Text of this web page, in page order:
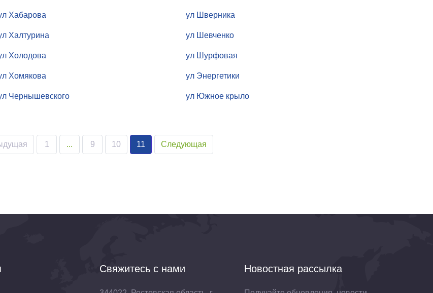
Хабарова
Халтурина
Холодова
Хомякова
Чернышевского
ул Шверника
ул Шевченко
ул Шурфовая
ул Энергетики
ул Южное крыло
1 ... 9 10 11 Следующая
Свяжитесь с нами Новостная рассылка